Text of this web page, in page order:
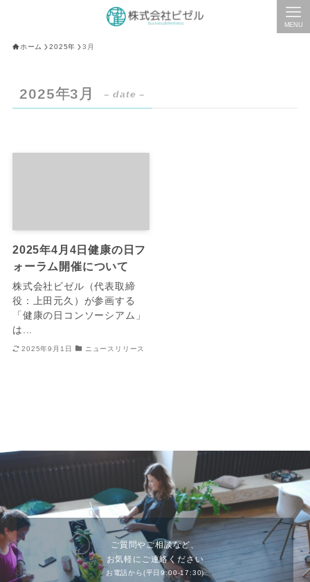
MENU
ホーム 2025年 3月
2025年3月 – date –
2025年4月4日健康の日フ
ォーラム開催について
株式会社ビゼル（代表取締
役：上田元久）が参画する
「健康の日コンソーシアム」
は...
2025年9月1日 ニュースリリース
ご質問やご相談など、
お気軽にご連絡ください
お電話から(平日9:00-17:30)